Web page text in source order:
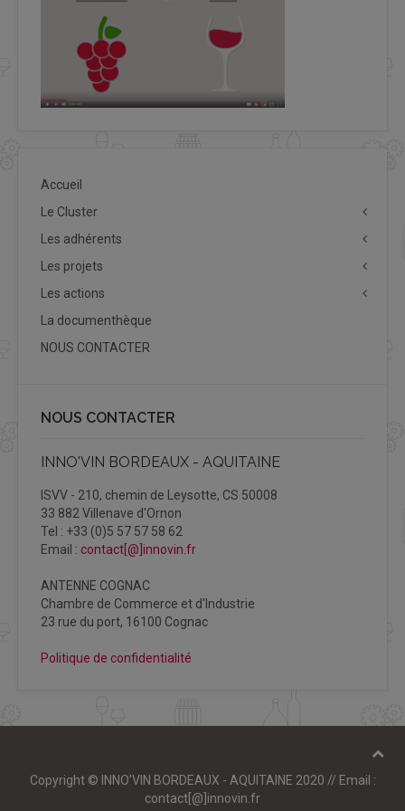
Accueil
Le Cluster
Les adhérents
Les projets
Les actions
La documenthèque
NOUS CONTACTER
NOUS CONTACTER
INNO'VIN BORDEAUX - AQUITAINE
ISVV - 210, chemin de Leysotte, CS 50008
33 882 Villenave d'Ornon
Tel : +33 (0)5 57 57 58 62
Email : contact[@]innovin.fr
ANTENNE COGNAC
Chambre de Commerce et d'Industrie
23 rue du port, 16100 Cognac
Politique de confidentialité
Copyright © INNO’VIN BORDEAUX - AQUITAINE 2020 // Email :
contact[@]innovin.fr